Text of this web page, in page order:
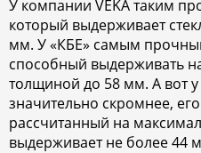
У компании VEKA таким
который выдерживает
мм. У «КБЕ» самым
способный выдерживать
толщиной до 58 мм. А вот у
значительно скромнее,
рассчитанный на
выдерживает не более 44